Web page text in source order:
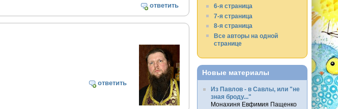
ответить
ответить
6-я страница
7-я страница
8-я страница
Все авторы на одной
странице
Новые материалы
Из Павлов - в Савлы, или "не
зная броду..."
Монахиня Евфимия Пащенко